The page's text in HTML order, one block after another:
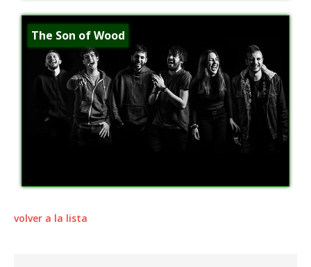
The Son of Wood
volver a la lista